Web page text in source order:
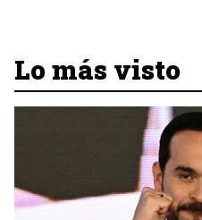
Lo más visto